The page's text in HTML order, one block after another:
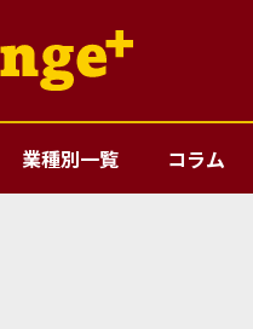
業種別一覧 コラム